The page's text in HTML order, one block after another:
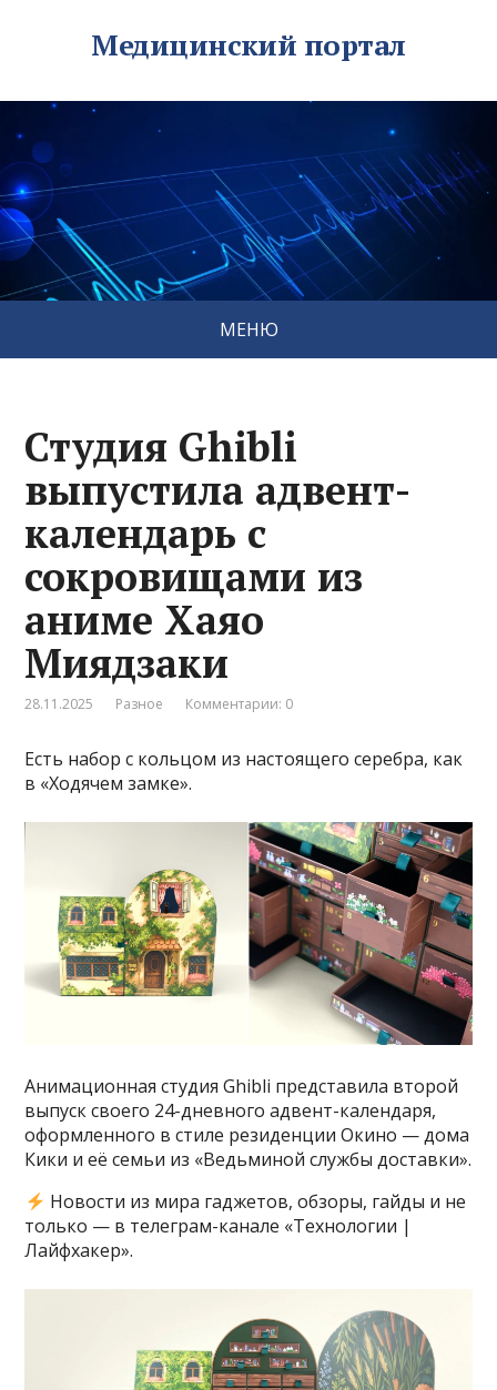
Медицинский портал
МЕНЮ
Студия Ghibli
выпустила адвент-
календарь с
сокровищами из
аниме Хаяо
Миядзаки
28.11.2025 Разное Комментарии: 0
Есть набор с кольцом из настоящего серебра, как
в «Ходячем замке».
Анимационная студия Ghibli представила второй
выпуск своего 24-дневного адвент-календаря,
оформленного в стиле резиденции Окино — дома
Кики и её семьи из «Ведьминой службы доставки».
Новости из мира гаджетов, обзоры, гайды и не
только — в телеграм-канале «Технологии |
Лайфхакер».